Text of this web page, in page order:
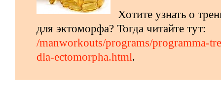
Хотите узнать о
для эктоморфа? Тогда читайте тут:
/manworkouts/programs/programma-
dla-ectomorpha.html.